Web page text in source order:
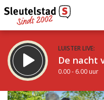
LUISTER LIVE:
De nacht
0.00 - 6.00 uur
STRAKS: